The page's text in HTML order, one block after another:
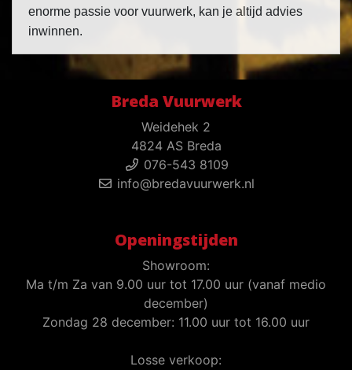
enorme passie voor vuurwerk, kan je altijd advies
inwinnen.
Breda Vuurwerk
Weidehek 2
4824 AS Breda
076-543 8109
info@bredavuurwerk.nl
Openingstijden
Showroom:
Ma t/m Za van 9.00 uur tot 17.00 uur (vanaf medio
december)
Zondag 28 december: 11.00 uur tot 16.00 uur
Losse verkoop: